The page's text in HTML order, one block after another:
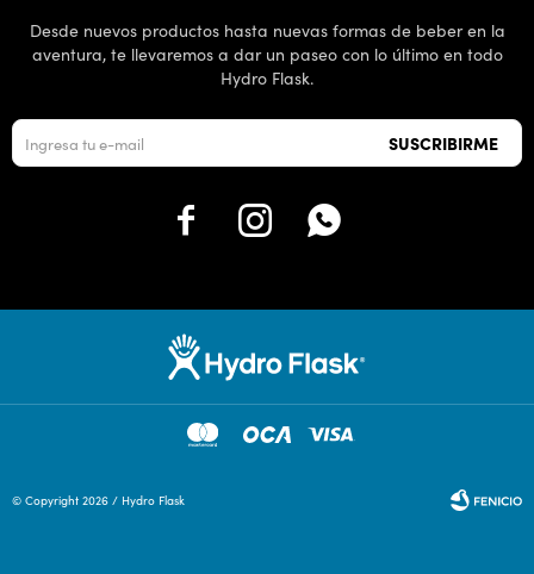
Desde nuevos productos hasta nuevas formas de beber en la
aventura, te llevaremos a dar un paseo con lo último en todo
Hydro Flask.
SUSCRIBIRME
  
© Copyright 2026 / Hydro Flask